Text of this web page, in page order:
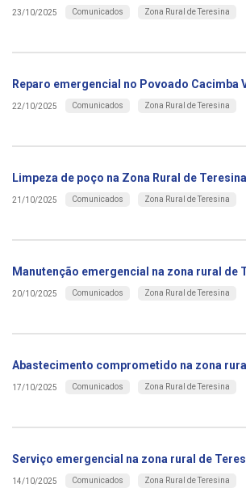
23/10/2025 Comunicados Zona Rural de Teresina
Reparo emergencial no Povoado Cacimba
22/10/2025 Comunicados Zona Rural de Teresina
Limpeza de poço na Zona Rural de Teresina
21/10/2025 Comunicados Zona Rural de Teresina
Manutenção emergencial na zona rural de
20/10/2025 Comunicados Zona Rural de Teresina
Abastecimento comprometido na zona
17/10/2025 Comunicados Zona Rural de Teresina
Serviço emergencial na zona rural de
14/10/2025 Comunicados Zona Rural de Teresina